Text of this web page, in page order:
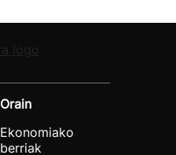
Orain
Ekonomiako
berriak